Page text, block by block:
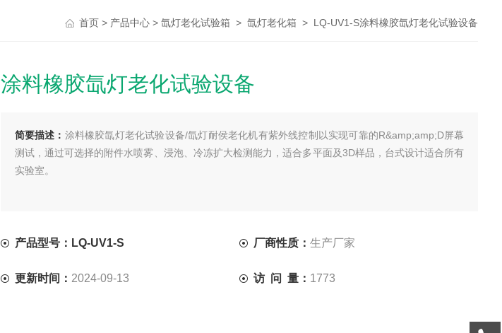
首页 > 产品中心 >氙灯老化试验箱 >氙灯老化箱 > LQ-UV1-S涂料橡胶氙灯老化试验设备
涂料橡胶氙灯老化试验设备
简要描述： 涂料橡胶氙灯老化试验设备/氙灯耐侯老化机有紫外线控制以实现可靠的R&amp;amp;D屏幕
测试，通过可选择的附件水喷雾、浸泡、冷冻扩大检测能力，适合多平面及3D样品，台式设计适合所有
实验室。
产品型号：LQ-UV1-S 厂商性质：生产厂家
更新时间： 2024-09-13 访 问 量： 1773